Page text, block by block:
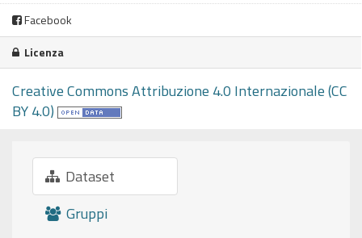
Facebook
Licenza
Creative Commons Attribuzione 4.0 Internazionale (CC
BY 4.0)
Dataset
Gruppi